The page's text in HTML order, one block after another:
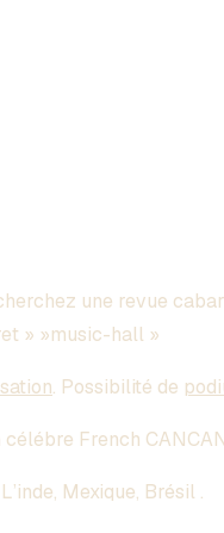
une revue
» »music-hall »
. Possibilité de
French
Mexique, Brésil .